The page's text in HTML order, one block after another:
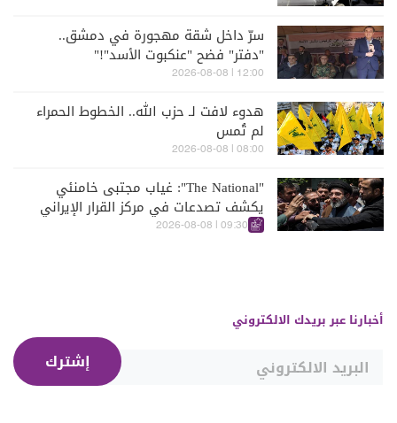
سرّ داخل شقة مهجورة في دمشق..
"دفتر" فضح "عنكبوت الأسد"!"
12:00 | 2026-08-08
هدوء لافت لـ حزب الله.. الخطوط الحمراء
لم تُمس
08:00 | 2026-08-08
"The National": غياب مجتبى خامنئي
يكشف تصدعات في مركز القرار الإيراني
09:30 | 2026-08-08
أخبارنا عبر بريدك الالكتروني
إشترك